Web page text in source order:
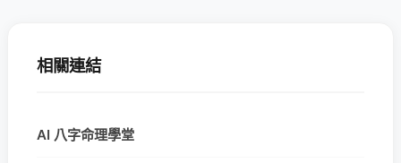
相關連結
AI 八字命理學堂